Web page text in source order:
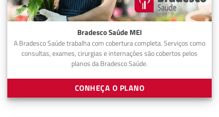
Bradesco Saúde MEI
A Bradesco Saúde trabalha com cobertura completa. Serviços como
consultas, exames, cirurgias e internações são cobertos pelos
planos da Bradesco Saúde.
CONHEÇA O PLANO